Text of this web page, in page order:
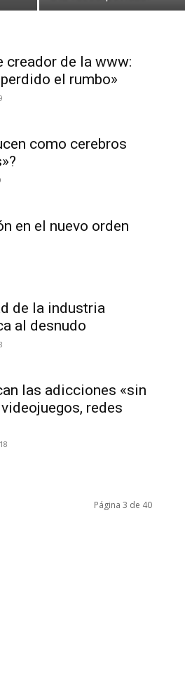
creador de la www:
perdido el rumbo»
como cerebros
en el nuevo orden
de la industria
al desnudo
las adicciones «sin
redes
Página 3 de 40